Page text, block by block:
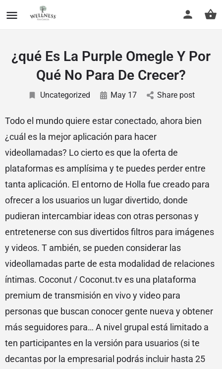
¿qué Es La Purple Omegle Y Por
Qué No Para De Crecer?
Uncategorized May 17 Share post
Todo el mundo quiere estar conectado, ahora bien
¿cuál es la mejor aplicación para hacer
videollamadas? Lo cierto es que la oferta de
plataformas es amplísima y te puedes perder entre
tanta aplicación. El entorno de Holla fue creado para
ofrecer a los usuarios un lugar divertido, donde
pudieran intercambiar ideas con otras personas y
entretenerse con sus divertidos filtros para imágenes
y videos. T ambién, se pueden considerar las
videollamadas parte de esta modalidad de relaciones
íntimas. Coconut / Coconut.tv es una plataforma
premium de transmisión en vivo y video para
personas que buscan conocer gente nueva y obtener
más seguidores para… A nivel grupal está limitado a
ten participantes en la versión para usuarios (si te
decantas por la empresarial podrás incluir hasta 25